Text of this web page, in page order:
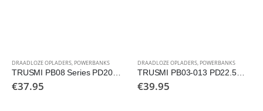
DRAADLOZE OPLADERS, POWERBANKS
TRUSMI PB08 Series PD20W Magnatic Wireless Power Bank
€37.95
DRAADLOZE OPLADERS, POWERBANKS
TRUSMI PB03-013 PD22.5W Digital Power Bank
€39.95